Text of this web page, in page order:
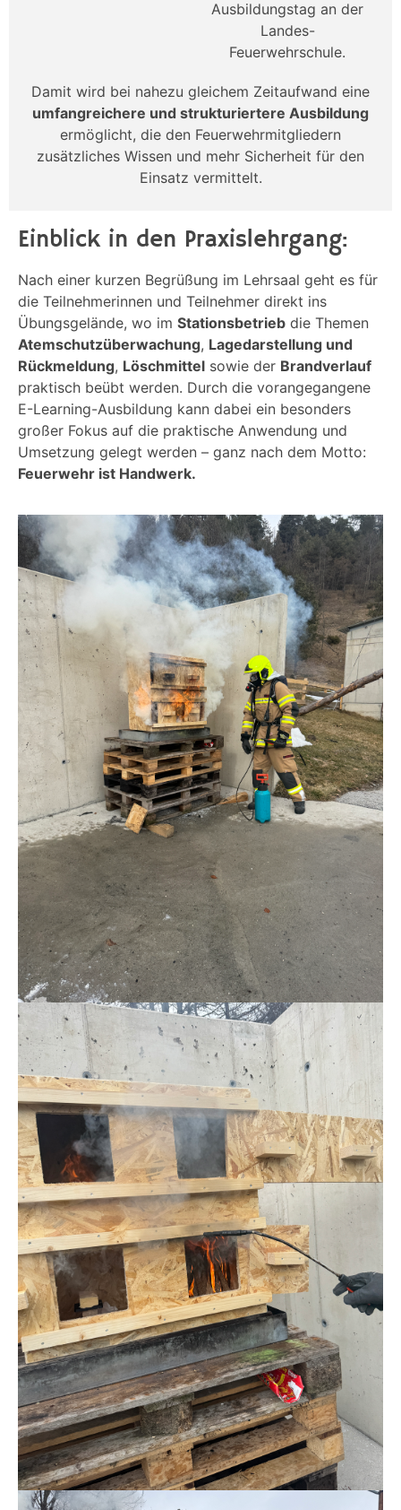
Ausbildungstag an der
Landes-
Feuerwehrschule.
Damit wird bei nahezu gleichem Zeitaufwand eine
umfangreichere und strukturiertere Ausbildung
ermöglicht, die den Feuerwehrmitgliedern
zusätzliches Wissen und mehr Sicherheit für den
Einsatz vermittelt.
Einblick in den Praxislehrgang:
Nach einer kurzen Begrüßung im Lehrsaal geht es für
die Teilnehmerinnen und Teilnehmer direkt ins
Übungsgelände, wo im Stationsbetrieb die Themen
Atemschutzüberwachung, Lagedarstellung und
Rückmeldung, Löschmittel sowie der Brandverlauf
praktisch beübt werden. Durch die vorangegangene
E-Learning-Ausbildung kann dabei ein besonders
großer Fokus auf die praktische Anwendung und
Umsetzung gelegt werden – ganz nach dem Motto:
Feuerwehr ist Handwerk.